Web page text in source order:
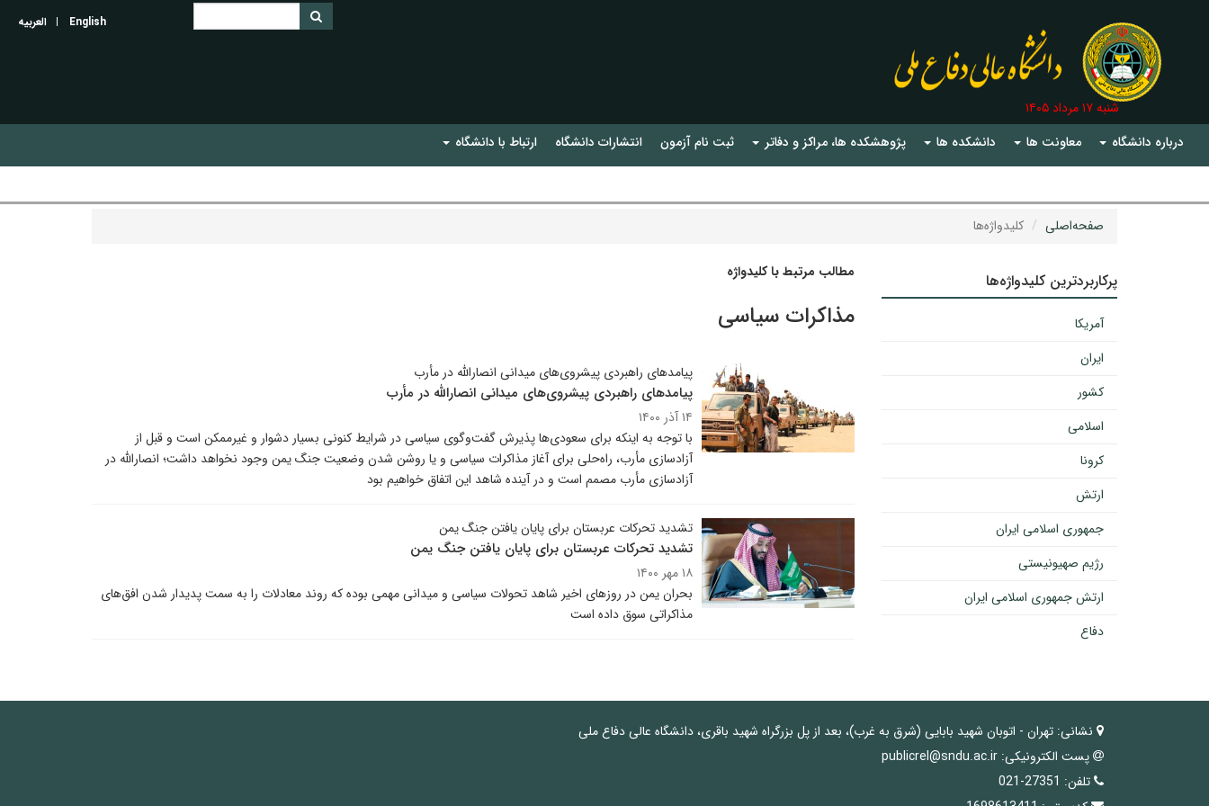
English العربیه
درباره دانشگاه معاونت ها دانشکده ها پژوهشکده ها، مراکز و دفاتر ثبت نام آزمون انتشارات دانشگاه ارتباط با دانشگاه
شنبه ۱۷ مرداد ۱۴۰۵
صفحه‌اصلی کلیدواژه‌ها
مطالب مرتبط با کلیدواژه
مذاکرات سیاسی
پیامدهای راهبردی پیشروی‌های میدانی انصارالله در مأرب
پیامدهای راهبردی پیشروی‌های میدانی انصارالله در مأرب
۱۴ آذر ۱۴۰۰
با توجه به اینکه برای سعودی‌ها پذیرش گفت‌وگوی سیاسی در شرایط کنونی بسیار دشوار و غیرممکن است و قبل از
آزادسازی مأرب، راه‌حلی برای آغاز مذاکرات سیاسی و یا روشن شدن وضعیت جنگ یمن وجود نخواهد داشت؛ انصارالله در
آزادسازی مأرب مصمم است و در آینده شاهد این اتفاق خواهیم بود
تشدید تحرکات عربستان برای پایان یافتن جنگ یمن
تشدید تحرکات عربستان برای پایان یافتن جنگ یمن
۱۸ مهر ۱۴۰۰
بحران یمن در روزهای اخیر شاهد تحولات سیاسی و میدانی مهمی بوده که روند معادلات را به سمت پدیدار شدن افق‌های
مذاکراتی سوق داده است
پرکاربردترین کلیدواژه‌ها
آمریکا
ایران
کشور
اسلامی
کرونا
ارتش
جمهوری اسلامی ایران
رژیم صهیونیستی
ارتش جمهوری اسلامی ایران
دفاع
نشانی: تهران - اتوبان شهید بابایی (شرق به غرب)، بعد از پل بزرگراه شهید باقری، دانشگاه عالی دفاع ملی
پست الکترونیکی: publicrel@sndu.ac.ir
تلفن: 27351-021